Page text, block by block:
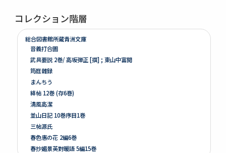
コレクション階層
総合図書館所蔵青洲文庫
音義打合圖
武具要説 2巻/ 高坂弾正 [撰] ; 東山中富閲
筠庭雜録
まんちう
絳帖 12巻 (存6巻)
清風高潔
並山日記 10巻序目1巻
三帖源氏
春色惠の花 2編6巻
春抄媚景英對暖語 5編15巻